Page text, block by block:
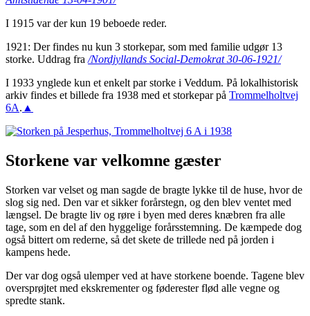
I 1915 var der kun 19 beboede reder.
1921: Der findes nu kun 3 storkepar, som med familie udgør 13
storke. Uddrag fra /Nordjyllands Social-Demokrat 30-06-1921/
I 1933 ynglede kun et enkelt par storke i Veddum. På lokalhistorisk
arkiv findes et billede fra 1938 med et storkepar på Trommelholtvej
6A. ▲
Storkene var velkomne gæster
Storken var velset og man sagde de bragte lykke til de huse, hvor de
slog sig ned. Den var et sikker forårstegn, og den blev ventet med
længsel. De bragte liv og røre i byen med deres knæbren fra alle
tage, som en del af den hyggelige forårsstemning. De kæmpede dog
også bittert om rederne, så det skete de trillede ned på jorden i
kampens hede.
Der var dog også ulemper ved at have storkene boende. Tagene blev
oversprøjtet med ekskrementer og føderester flød alle vegne og
spredte stank.